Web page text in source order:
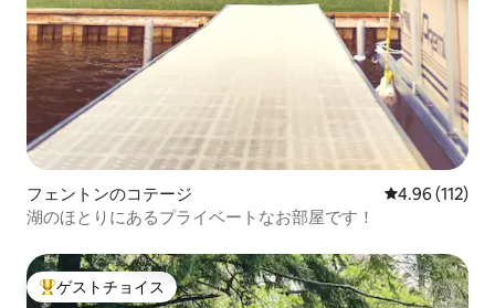
フェントンのコテージ レビュー112
4.96 (112)
湖のほとりにあるプライベートなお部屋です！
大好評のゲストチョイスです。
ゲストチョイス